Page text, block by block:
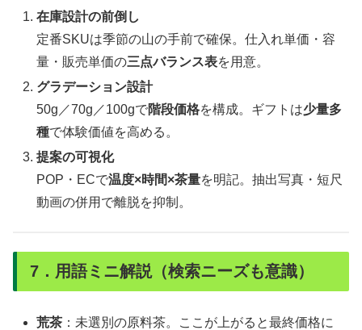
在庫設計の前倒し
定番SKUは季節の山の手前で確保。仕入れ単価・容
量・販売単価の三点バランス表を用意。
グラデーション設計
50g／70g／100gで階段価格を構成。ギフトは少量多
種で体験価値を高める。
提案の可視化
POP・ECで温度×時間×茶量を明記。抽出写真・短尺
動画の併用で離脱を抑制。
7．用語ミニ解説（検索ニーズも意識）
荒茶 ：未選別の原料茶。ここが上がると最終価格に